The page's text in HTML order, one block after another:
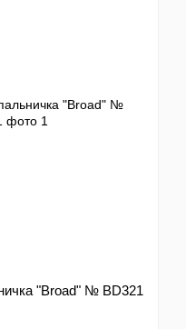
"Broad" № BD321